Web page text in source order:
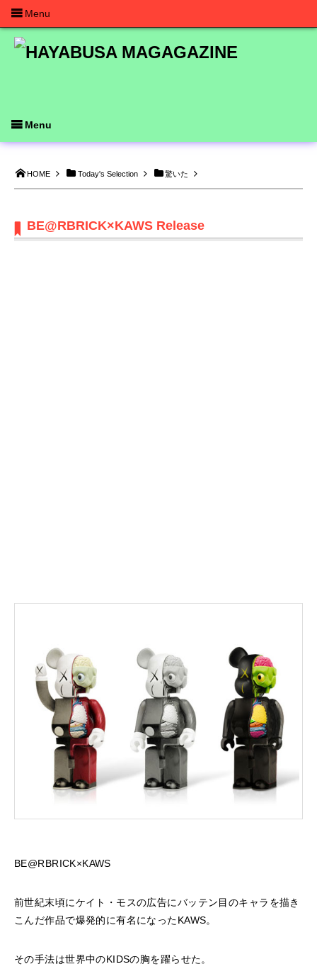
HOME Today's Selection 驚いた
BE@RBRICK×KAWS Release
BE@RBRICK×KAWS
前世紀末頃にケイト・モスの広告にバッテン目のキャラを描き
こんだ作品で爆発的に有名になったKAWS。
その手法は世界中のKIDSの胸を躍らせた。
Menu
Menu